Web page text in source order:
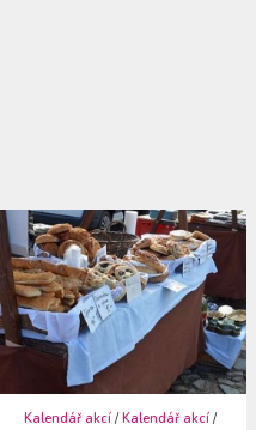
Kalendář akcí /Kalendář akcí /